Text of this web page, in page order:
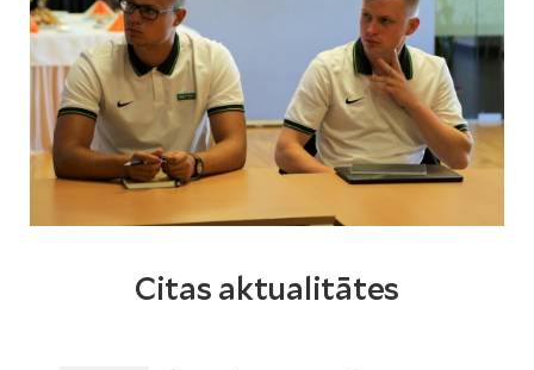
Citas aktualitātes